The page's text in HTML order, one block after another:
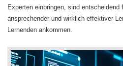
Experten einbringen, sind entscheidend
ansprechender und wirklich effektiver
Lernenden ankommen.